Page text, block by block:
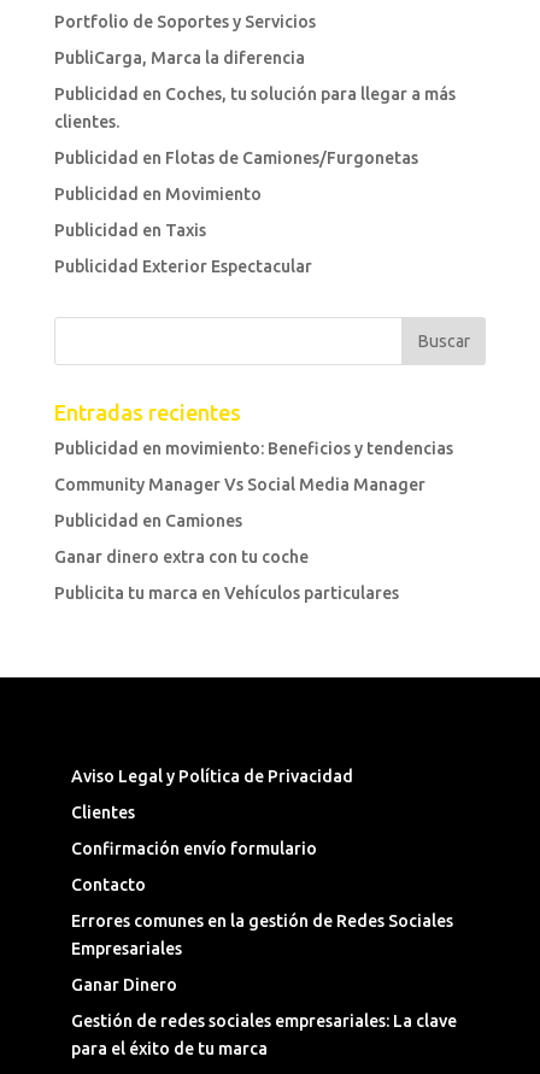
Portfolio de Soportes y Servicios
PubliCarga, Marca la diferencia
Publicidad en Coches, tu solución para llegar a más
clientes.
Publicidad en Flotas de Camiones/Furgonetas
Publicidad en Movimiento
Publicidad en Taxis
Publicidad Exterior Espectacular
Entradas recientes
Publicidad en movimiento: Beneficios y tendencias
Community Manager Vs Social Media Manager
Publicidad en Camiones
Ganar dinero extra con tu coche
Publicita tu marca en Vehículos particulares
Aviso Legal y Política de Privacidad
Clientes
Confirmación envío formulario
Contacto
Errores comunes en la gestión de Redes Sociales
Empresariales
Ganar Dinero
Gestión de redes sociales empresariales: La clave
para el éxito de tu marca